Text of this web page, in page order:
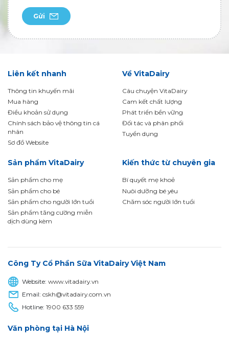
Gửi
Liên kết nhanh
Thông tin khuyến mãi
Mua hàng
Điều khoản sử dụng
Chính sách bảo vệ thông tin cá
nhân
Sơ đồ Website
Về VitaDairy
Câu chuyện VitaDairy
Cam kết chất lượng
Phát triển bền vững
Đối tác và phân phối
Tuyển dụng
Sản phẩm VitaDairy
Sản phẩm cho mẹ
Sản phẩm cho bé
Sản phẩm cho người lớn tuổi
Sản phẩm tăng cường miễn
dịch dùng kèm
Kiến thức từ chuyên gia
Bí quyết mẹ khoẻ
Nuôi dưỡng bé yêu
Chăm sóc người lớn tuổi
Công Ty Cổ Phần Sữa VitaDairy Việt Nam
Website:www.vitadairy.vn
Email:cskh@vitadairy.com.vn
Hotline:1900 633 559
Văn phòng tại Hà Nội